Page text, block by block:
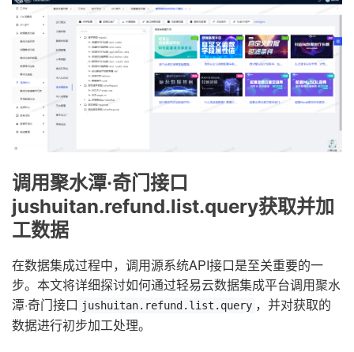
调用聚水潭·奇门接口
jushuitan.refund.list.query获取并加
工数据
在数据集成过程中，调用源系统API接口是至关重要的一
步。本文将详细探讨如何通过轻易云数据集成平台调用聚水
潭·奇门接口 jushuitan.refund.list.query ，并对获取的
数据进行初步加工处理。